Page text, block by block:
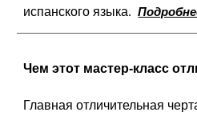
испанского языка.
Чем этот мастер-класс
Главная отличительная